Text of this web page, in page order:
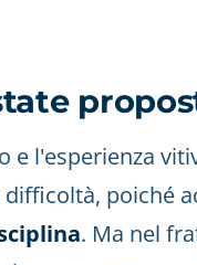
l'esperienza
poiché
. Ma nel